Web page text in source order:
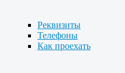
Реквизиты
Телефоны
Как проехать